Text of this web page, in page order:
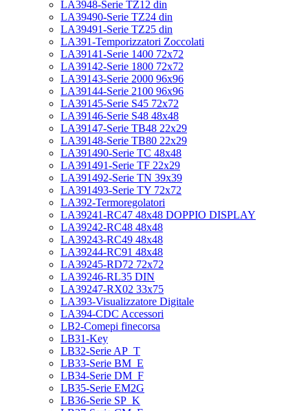
LA3948-Serie TZ12 din
LA39490-Serie TZ24 din
LA39491-Serie TZ25 din
LA391-Temporizzatori Zoccolati
LA39141-Serie 1400 72x72
LA39142-Serie 1800 72x72
LA39143-Serie 2000 96x96
LA39144-Serie 2100 96x96
LA39145-Serie S45 72x72
LA39146-Serie S48 48x48
LA39147-Serie TB48 22x29
LA39148-Serie TB80 22x29
LA391490-Serie TC 48x48
LA391491-Serie TF 22x29
LA391492-Serie TN 39x39
LA391493-Serie TY 72x72
LA392-Termoregolatori
LA39241-RC47 48x48 DOPPIO DISPLAY
LA39242-RC48 48x48
LA39243-RC49 48x48
LA39244-RC91 48x48
LA39245-RD72 72x72
LA39246-RL35 DIN
LA39247-RX02 33x75
LA393-Visualizzatore Digitale
LA394-CDC Accessori
LB2-Comepi finecorsa
LB31-Key
LB32-Serie AP_T
LB33-Serie BM_E
LB34-Serie DM_F
LB35-Serie EM2G
LB36-Serie SP_K